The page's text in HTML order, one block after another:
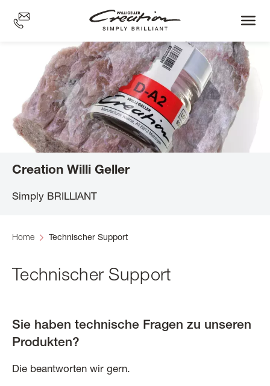
Creation Willi Geller
Simply BRILLIANT
Home Technischer Support
Technischer Support
Sie haben technische Fragen zu unseren
Produkten?
Die beantworten wir gern.